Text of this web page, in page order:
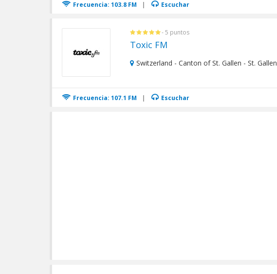
Frecuencia: 103.8 FM | Escuchar
- 5 puntos
Toxic FM
Switzerland - Canton of St. Gallen - St. Gallen
Frecuencia: 107.1 FM | Escuchar